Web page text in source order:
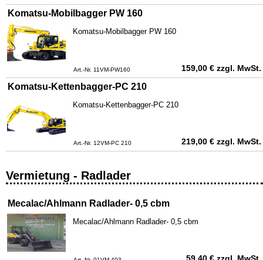
Komatsu-Mobilbagger PW 160
Komatsu-Mobilbagger PW 160
Art.-Nr. 11VM-PW160 159,00 € zzgl. MwSt.
Komatsu-Kettenbagger-PC 210
Komatsu-Kettenbagger-PC 210
Art.-Nr. 12VM-PC 210 219,00 € zzgl. MwSt.
Vermietung - Radlader
Mecalac/Ahlmann Radlader- 0,5 cbm
Mecalac/Ahlmann Radlader- 0,5 cbm
59,40 € zzgl. MwSt.